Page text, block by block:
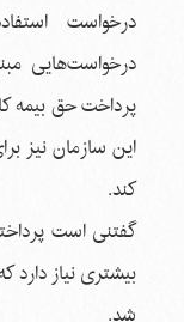
درخواست
درخواست‌هایی
پرداخت حق بیمه
این سازمان نیز
کند.
گفتنی است
بیشتری نیاز دارد